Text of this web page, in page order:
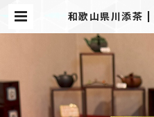
和歌山県川添茶 |